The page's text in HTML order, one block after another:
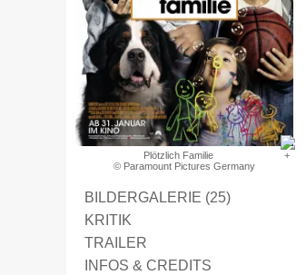
Plötzlich Familie
© Paramount Pictures Germany
BILDERGALERIE (25)
KRITIK
TRAILER
INFOS & CREDITS